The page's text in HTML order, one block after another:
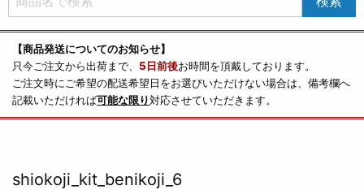
【商品発送についてのお知らせ】
只今ご注文から出荷まで、 5日前後お時間を頂戴しております。
ご注文時にご希望の配送希望日をお選びいただけない場合は、備考欄へ
記載いただければ可能な限り対応させていただきます。
shiokoji_kit_benikoji_6